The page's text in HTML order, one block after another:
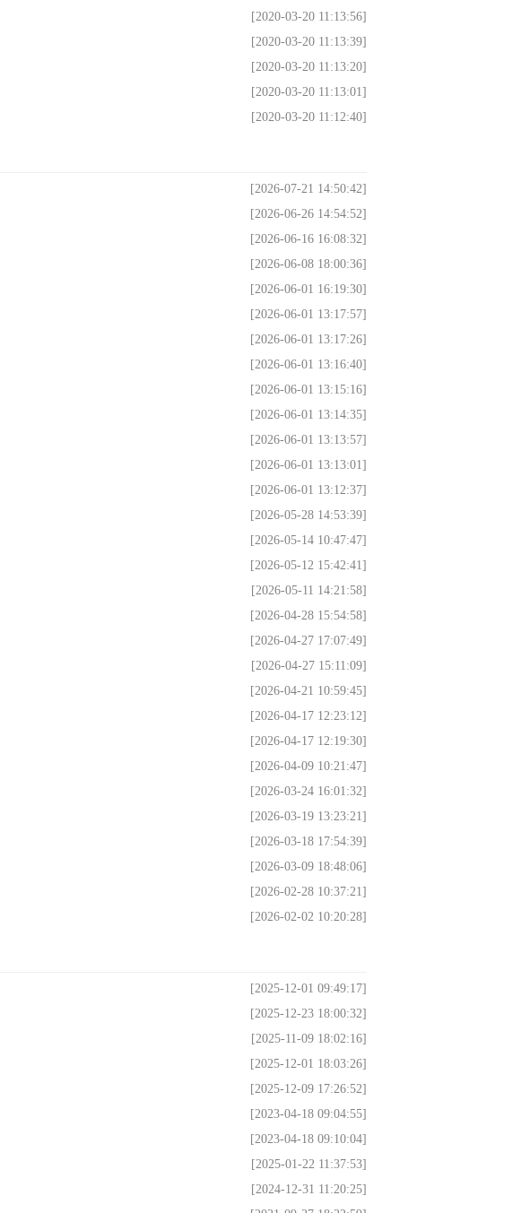
[2020-03-20 11:13:56]
[2020-03-20 11:13:39]
[2020-03-20 11:13:20]
[2020-03-20 11:13:01]
[2020-03-20 11:12:40]
[2026-07-21 14:50:42]
[2026-06-26 14:54:52]
[2026-06-16 16:08:32]
[2026-06-08 18:00:36]
[2026-06-01 16:19:30]
[2026-06-01 13:17:57]
[2026-06-01 13:17:26]
[2026-06-01 13:16:40]
[2026-06-01 13:15:16]
[2026-06-01 13:14:35]
[2026-06-01 13:13:57]
[2026-06-01 13:13:01]
[2026-06-01 13:12:37]
[2026-05-28 14:53:39]
[2026-05-14 10:47:47]
[2026-05-12 15:42:41]
[2026-05-11 14:21:58]
[2026-04-28 15:54:58]
[2026-04-27 17:07:49]
[2026-04-27 15:11:09]
[2026-04-21 10:59:45]
[2026-04-17 12:23:12]
[2026-04-17 12:19:30]
[2026-04-09 10:21:47]
[2026-03-24 16:01:32]
[2026-03-19 13:23:21]
[2026-03-18 17:54:39]
[2026-03-09 18:48:06]
[2026-02-28 10:37:21]
[2026-02-02 10:20:28]
[2025-12-01 09:49:17]
[2025-12-23 18:00:32]
[2025-11-09 18:02:16]
[2025-12-01 18:03:26]
[2025-12-09 17:26:52]
[2023-04-18 09:04:55]
[2023-04-18 09:10:04]
[2025-01-22 11:37:53]
[2024-12-31 11:20:25]